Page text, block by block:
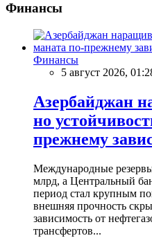
Финансы
Финансы
5 август 2026,
Азербайджан
но
прежнему
Международные
млрд, а Центральный
период стал крупным
внешняя прочность
зависимость от
трансфертов...